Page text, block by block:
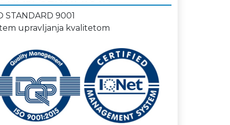
STANDARD 9001
upravljanja kvalitetom